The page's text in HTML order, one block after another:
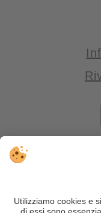
VIVOSüdtirol è il